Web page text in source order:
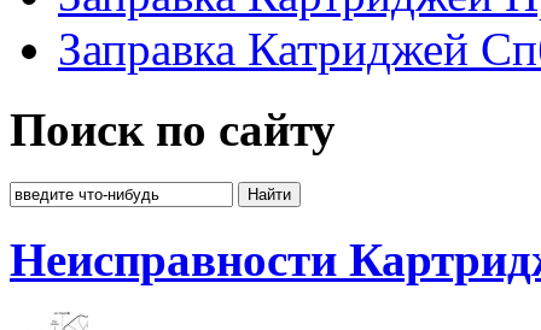
Заправка Катриджей
Поиск по сайту
Неисправности